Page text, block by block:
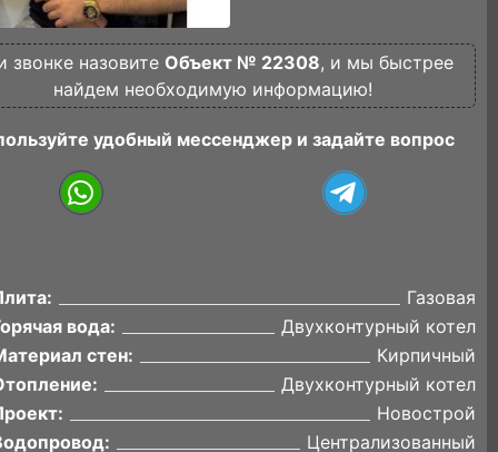
звонке назовите Объект № 22308, и мы быстрее
найдем необходимую информацию!
удобный мессенджер и задайте вопрос
Газовая
вода:
Двухконтурный котел
стен:
Кирпичный
Двухконтурный котел
Новострой
Централизованный